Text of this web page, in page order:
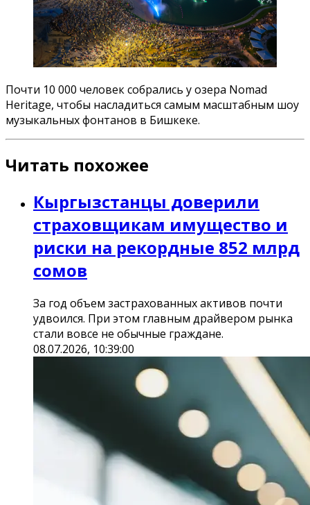
Почти 10 000 человек собрались у озера Nomad
Heritage, чтобы насладиться самым масштабным шоу
музыкальных фонтанов в Бишкеке.
Читать похожее
Кыргызстанцы доверили
страховщикам имущество и
риски на рекордные 852 млрд
сомов
За год объем застрахованных активов почти
удвоился. При этом главным драйвером рынка
стали вовсе не обычные граждане.
08.07.2026, 10:39:00